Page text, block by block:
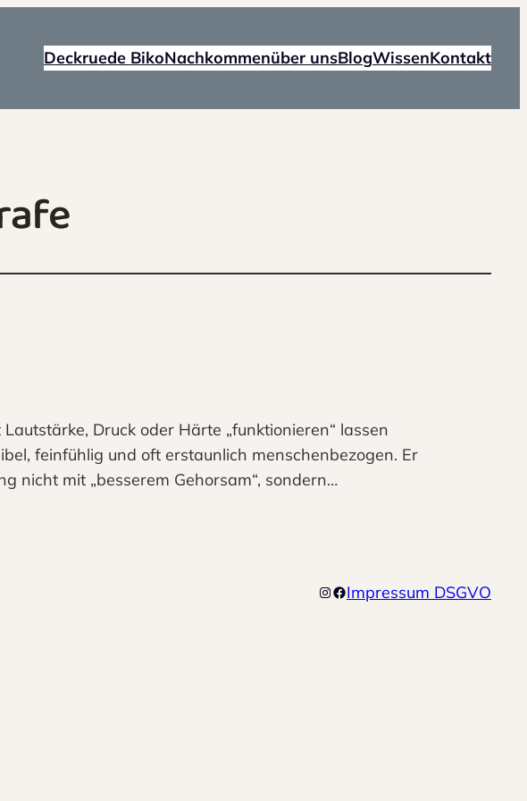
Deckruede BikoNachkommenüber unsBlogWissenKontakt
Druck oder Härte „funktionieren“ lassen
feinfühlig und oft erstaunlich menschenbezogen. Er
nicht mit „besserem Gehorsam“, sondern…
Instagram
Facebook
Impressum DSGVO